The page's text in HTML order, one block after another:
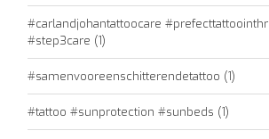
#carlandjohantattoocare
#step3care (1)
#samenvooreenschitterendetattoo (1)
#tattoo #sunprotection #sunbeds (1)